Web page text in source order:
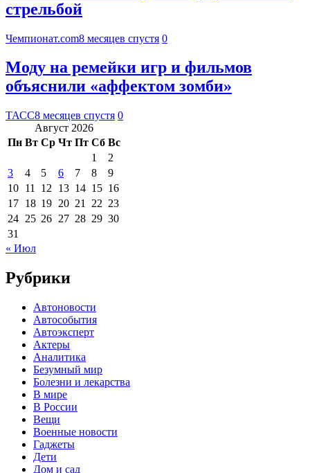
стрельбой
Чемпионат.com8 месяцев спустя 0
Моду на ремейки игр и фильмов
объяснили «аффектом зомби»
ТАСС8 месяцев спустя 0
Август 2026
Пн Вт Ср Чт Пт Сб Вс
1
2
3
4 5 6 7 8
9
10 11 12 13 14 15 16
17 18 19 20 21 22 23
24 25 26 27 28 29 30
31
« Июл
Рубрики
Автоновости
Автособытия
Автоэксперт
Актеры
Аналитика
Безумный мир
Болезни и лекарства
В мире
В России
Вещи
Военные новости
Гаджеты
Дети
Дом и сад